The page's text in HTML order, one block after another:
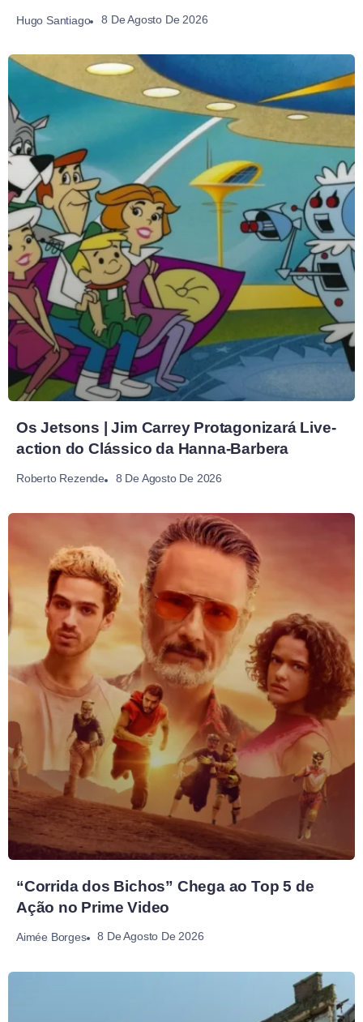
Hugo Santiago 8 De Agosto De 2026
Os Jetsons | Jim Carrey Protagonizará Live-
action do Clássico da Hanna-Barbera
Roberto Rezende 8 De Agosto De 2026
“Corrida dos Bichos” Chega ao Top 5 de
Ação no Prime Video
Aimée Borges 8 De Agosto De 2026